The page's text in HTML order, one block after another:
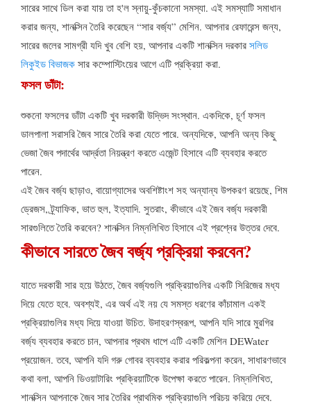
সারের সাথে ডিল করা যায় তা হ'ল স্নায়ু-কুঁচকানো সমস্যা. এই সমস্যাটি সমাধান
করার জন্য, শানক্সিন তৈরি করেছেন “সার বর্জ্য” মেশিন. আপনার রেফারেন্স জন্য,
সারের জলের সামগ্রী যদি খুব বেশি হয়, আপনার একটি শানক্সিন দরকার সলিড
লিকুইড বিভাজক সার কম্পোস্টিংয়ের আগে এটি প্রক্রিয়া করা.
ফসল ডাঁটা:
শুকনো ফসলের ডাঁটা একটি খুব দরকারী উদ্ভিদ সংস্থান. একদিকে, চূর্ণ ফসল
ডালপালা সরাসরি জৈব সারে তৈরি করা যেতে পারে. অন্যদিকে, আপনি অন্য কিছু
ভেজা জৈব পদার্থের আর্দ্রতা নিয়ন্ত্রণ করতে এজেন্ট হিসাবে এটি ব্যবহার করতে
পারেন.
এই জৈব বর্জ্য ছাড়াও, বায়োগ্যাসের অবশিষ্টাংশ সহ অন্যান্য উপকরণ রয়েছে, শিম
ড্রেজস, ট্র্যাফিক, ভাত হুল, ইত্যাদি. সুতরাং, কীভাবে এই জৈব বর্জ্য দরকারী
সারগুলিতে তৈরি করবেন? শানক্সিন নিম্নলিখিত হিসাবে এই প্রশ্নের উত্তর দেবে.
কীভাবে সারতে জৈব বর্জ্য প্রক্রিয়া করবেন?
যাতে দরকারী সার হয়ে উঠতে, জৈব বর্জ্যগুলি প্রক্রিয়াগুলির একটি সিরিজের মধ্য
দিয়ে যেতে হবে. অবশ্যই, এর অর্থ এই নয় যে সমস্ত ধরণের কাঁচামাল একই
প্রক্রিয়াগুলির মধ্য দিয়ে যাওয়া উচিত. উদাহরণস্বরূপ, আপনি যদি সারে মুরগির
বর্জ্য ব্যবহার করতে চান, আপনার প্রথম ধাপে এটি একটি মেশিন DEWater
প্রয়োজন. তবে, আপনি যদি গরু গোবর ব্যবহার করার পরিকল্পনা করেন, সাধারণভাবে
কথা বলা, আপনি ডিওয়াটারিং প্রক্রিয়াটিকে উপেক্ষা করতে পারেন. নিম্নলিখিত,
শানক্সিন আপনাকে জৈব সার তৈরির প্রাথমিক প্রক্রিয়াগুলি পরিচয় করিয়ে দেবে.